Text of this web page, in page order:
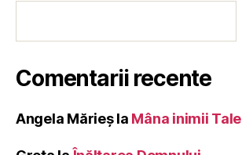
Comentarii recente
Angela Mărieșla Mâna inimii Tale